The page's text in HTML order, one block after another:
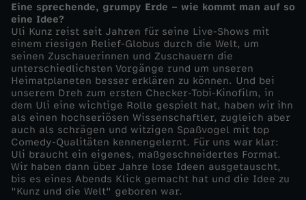
e
u
n
d
U
n
Eine sprechende, grumpy Erde – wie kommt man auf so
eine Idee?
Uli Kunz reist seit Jahren für seine Live-Shows mit
einem riesigen Relief-Globus durch die Welt, um
seinen Zuschauerinnen und Zuschauern die
unterschiedlichsten Vorgänge rund um unseren
Heimatplaneten besser erklären zu können. Und bei
unserem Dreh zum ersten Checker-Tobi-Kinofilm, in
dem Uli eine wichtige Rolle gespielt hat, haben wir ihn
als einen hochseriösen Wissenschaftler, zugleich aber
auch als schrägen und witzigen Spaßvogel mit top
Comedy-Qualitäten kennengelernt. Für uns war klar:
Uli braucht ein eigenes, maßgeschneidertes Format.
Wir haben dann über Jahre lose Ideen ausgetauscht,
bis es eines Abends Klick gemacht hat und die Idee zu
"Kunz und die Welt" geboren war.